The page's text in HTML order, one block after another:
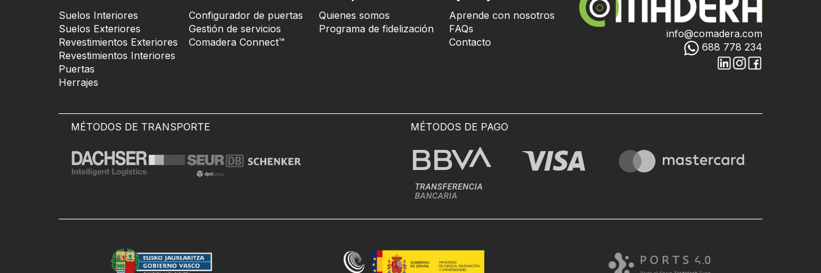
Suelos Interiores
Suelos Exteriores
Revestimientos Exteriores
Revestimientos Interiores
Puertas
Herrajes
Configurador de puertas
Gestión de servicios
Comadera Connect™
Quienes somos
Programa de fidelización
Aprende con nosotros
FAQs
Contacto
info@comadera.com
688 778 234
MÉTODOS DE TRANSPORTE MÉTODOS DE PAGO